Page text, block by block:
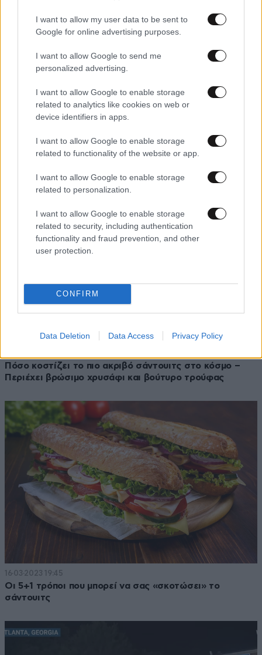
I want to allow my user data to be sent to
Google for online advertising purposes.
I want to allow Google to send me
personalized advertising.
I want to allow Google to enable storage
related to analytics like cookies on web or
device identifiers in apps.
I want to allow Google to enable storage
related to functionality of the website or app.
I want to allow Google to enable storage
related to personalization.
I want to allow Google to enable storage
related to security, including authentication
functionality and fraud prevention, and other
user protection.
CONFIRM
Data Deletion Data Access Privacy Policy
Χαμός με βίντεο από τα επεισόδια στη Γαλλία: Γύρω του
το χάος κι εκείνος τρώει ατάραχος το σάντουιτς
Πόσο κοστίζει το πιο ακριβό σάντουιτς στο κόσμο –
Περιέχει βρώσιμο χρυσάφι και βούτυρο τρούφας
16·03·2023 19:45
Οι 5+1 τρόποι που μπορεί να σας «σκοτώσει» το
σάντουιτς